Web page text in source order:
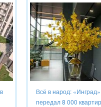
Всё в народ:
передал 8 000